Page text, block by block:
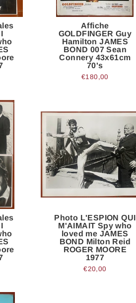
Affiche
GOLDFINGER Guy
Hamilton JAMES
BOND 007 Sean
Connery 43x61cm
70's
€180,00
Photo L'ESPION QUI
M'AIMAIT Spy who
loved me JAMES
BOND Milton Reid
ROGER MOORE
1977
€20,00